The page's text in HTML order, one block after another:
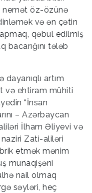
nemət öz-özünə
və ən çətin
qəbul edilmiş
bacarığını tələb
artım
və ehtiram mühiti
“İnsan
– Azərbaycan
İlham Əliyevi və
naziri Zati-aliləri
etmək mənim
münaqişəni
nail olmaq
səyləri, heç